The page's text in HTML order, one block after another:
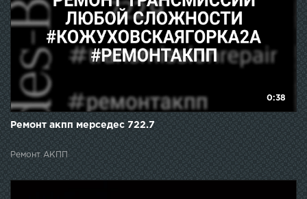
0:38
Ремонт акпп мерседес 722.7
Ремонт АКПП